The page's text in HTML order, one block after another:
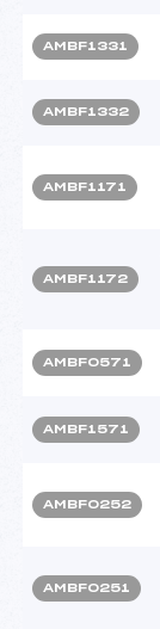
AMBF1331
AMBF1332
AMBF1171
AMBF1172
AMBF0571
AMBF1571
AMBF0252
AMBF0251